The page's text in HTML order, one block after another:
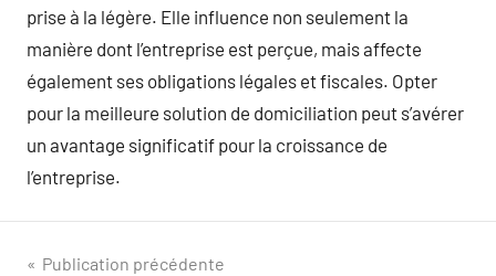
prise à la légère. Elle influence non seulement la
manière dont l’entreprise est perçue, mais affecte
également ses obligations légales et fiscales. Opter
pour la meilleure solution de domiciliation peut s’avérer
un avantage significatif pour la croissance de
l’entreprise.
Navigation
Publication précédente